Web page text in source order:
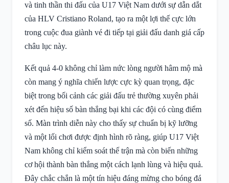
và tinh thần thi đấu của U17 Việt Nam dưới sự dẫn dắt
của HLV Cristiano Roland, tạo ra một lợi thế cực lớn
trong cuộc đua giành vé đi tiếp tại giải đấu danh giá cấp
châu lục này.
Kết quả 4-0 không chỉ làm nức lòng người hâm mộ mà
còn mang ý nghĩa chiến lược cực kỳ quan trọng, đặc
biệt trong bối cảnh các giải đấu trẻ thường xuyên phải
xét đến hiệu số bàn thắng bại khi các đội có cùng điểm
số. Màn trình diễn này cho thấy sự chuẩn bị kỹ lưỡng
và một lối chơi được định hình rõ ràng, giúp U17 Việt
Nam không chỉ kiểm soát thế trận mà còn biến những
cơ hội thành bàn thắng một cách lạnh lùng và hiệu quả.
Đây chắc chắn là một tín hiệu đáng mừng cho bóng đá